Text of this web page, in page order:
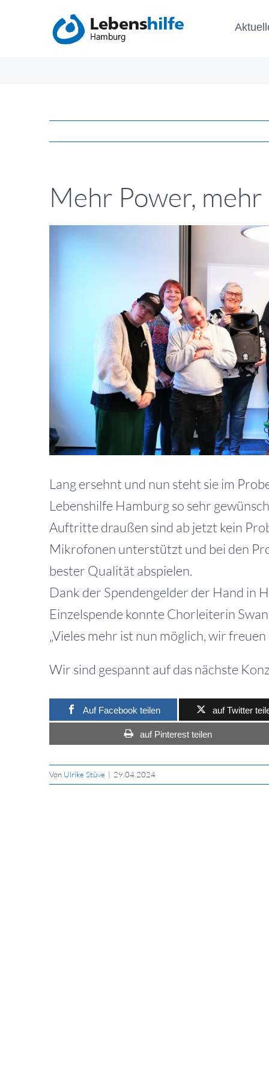
Mehr Power,
Zeige
Lang ersehnt und nun steht sie im
Lebenshilfe Hamburg so sehr
Auftritte draußen sind ab jetzt kein
Mikrofonen unterstützt und bei den
bester Qualität abspielen.
Dank der Spendengelder der Hand in
Einzelspende konnte Chorleiterin
„Vieles mehr ist nun möglich, wir freuen
Wir sind gespannt auf das nächste
Auf Facebook teilen auf Twitter
auf Pinterest teilen
Von Ulrike Stüve | 29.04.2024